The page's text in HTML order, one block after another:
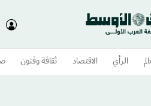
الرأي الاقتصاد ثقافة وفنون